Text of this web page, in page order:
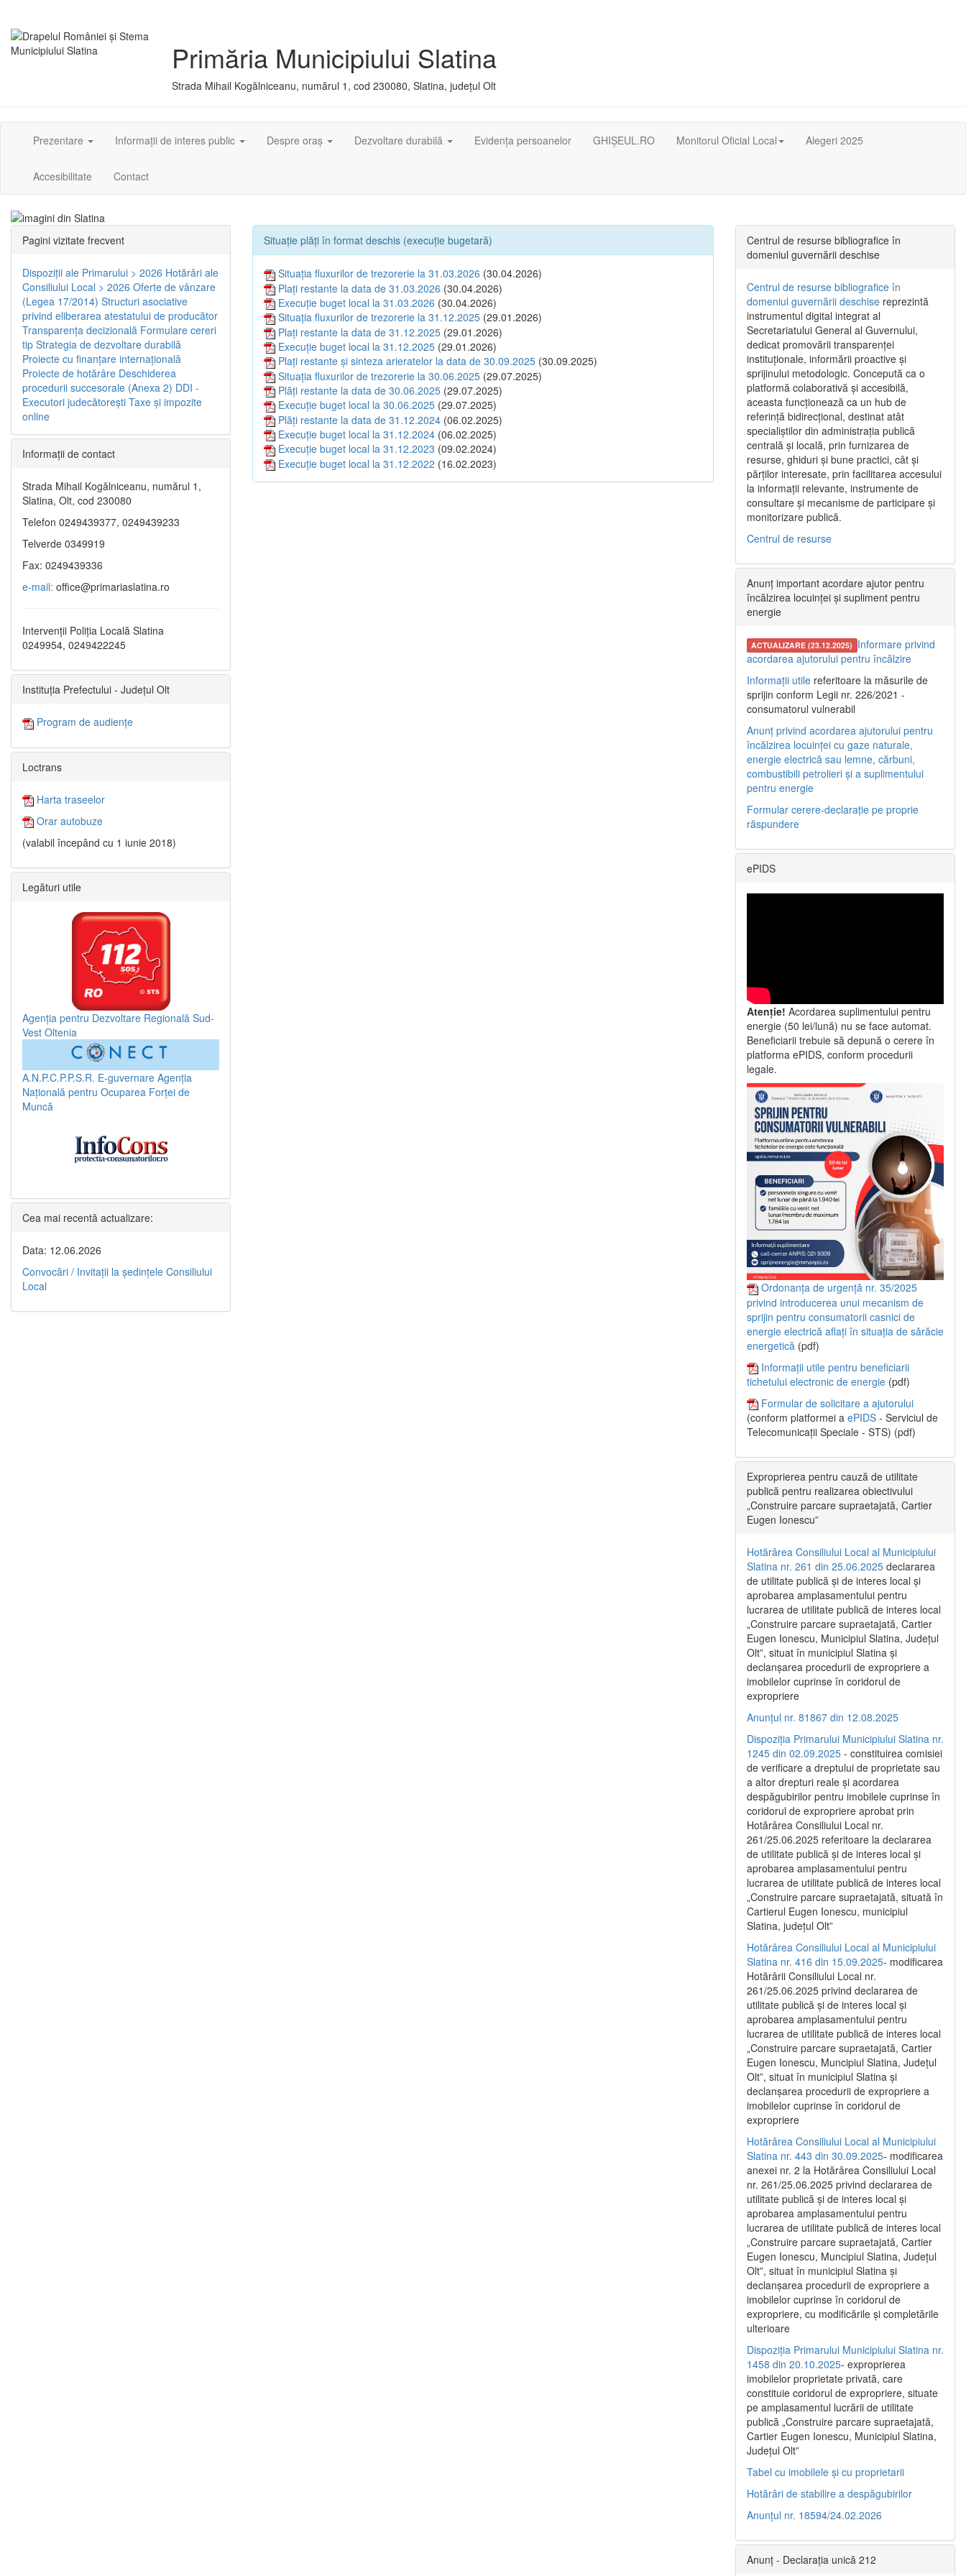
Primăria Municipiului Slatina
Strada Mihail Kogălniceanu, numărul 1, cod 230080, Slatina, județul Olt
Prezentare Informații de interes public Despre oraș Dezvoltare durabilă Evidența persoanelor GHIȘEUL.RO Monitorul Oficial Local Alegeri 2025
Accesibilitate Contact
Situație plăți în format deschis (execuție bugetară)
Situația fluxurilor de trezorerie la 31.03.2026 (30.04.2026)
Plați restante la data de 31.03.2026 (30.04.2026)
Execuție buget local la 31.03.2026 (30.04.2026)
Situația fluxurilor de trezorerie la 31.12.2025 (29.01.2026)
Plați restante la data de 31.12.2025 (29.01.2026)
Execuție buget local la 31.12.2025 (29.01.2026)
Plați restante și sinteza arieratelor la data de 30.09.2025 (30.09.2025)
Situația fluxurilor de trezorerie la 30.06.2025 (29.07.2025)
Plăți restante la data de 30.06.2025 (29.07.2025)
Execuție buget local la 30.06.2025 (29.07.2025)
Plăți restante la data de 31.12.2024 (06.02.2025)
Execuție buget local la 31.12.2024 (06.02.2025)
Execuție buget local la 31.12.2023 (09.02.2024)
Execuție buget local la 31.12.2022 (16.02.2023)
Pagini vizitate frecvent
Dispoziţii ale Primarului > 2026 Hotărâri ale
Consiliului Local > 2026 Oferte de vânzare
(Legea 17/2014) Structuri asociative
privind eliberarea atestatului de producător
Transparenţa decizională Formulare cereri
tip Strategia de dezvoltare durabilă
Proiecte cu finanţare internaţională
Proiecte de hotărâre Deschiderea
procedurii succesorale (Anexa 2) DDI -
Executori judecătorești Taxe şi impozite
online
Informaţii de contact
Strada Mihail Kogălniceanu, numărul 1,
Slatina, Olt, cod 230080
Telefon 0249439377, 0249439233
Telverde 0349919
Fax: 0249439336
e-mail: office@primariaslatina.ro
Intervenții Poliția Locală Slatina
0249954, 0249422245
Instituția Prefectului - Județul Olt
Program de audiențe
Loctrans
Harta traseelor
Orar autobuze
(valabil începând cu 1 iunie 2018)
Legături utile
Agenția pentru Dezvoltare Regională Sud-
Vest Oltenia
A.N.P.C.P.P.S.R. E-guvernare Agenția
Națională pentru Ocuparea Forței de
Muncă
Cea mai recentă actualizare:
Data: 12.06.2026
Convocări / Invitaţii la şedinţele Consiliului
Local
Centrul de resurse bibliografice în
domeniul guvernării deschise
Centrul de resurse bibliografice în
domeniul guvernării deschise reprezintă
instrumentul digital integrat al
Secretariatului General al Guvernului,
dedicat promovării transparenței
instituționale, informării proactive și
sprijinului metodologic. Concepută ca o
platformă colaborativă și accesibilă,
aceasta funcționează ca un hub de
referință bidirecțional, destinat atât
specialiștilor din administrația publică
centrală și locală, prin furnizarea de
resurse, ghiduri și bune practici, cât și
părților interesate, prin facilitarea accesului
la informații relevante, instrumente de
consultare și mecanisme de participare și
monitorizare publică.
Centrul de resurse
Anunț important acordare ajutor pentru
încălzirea locuinței și supliment pentru
energie
ACTUALIZARE (23.12.2025) Informare privind
acordarea ajutorului pentru încălzire
Informații utile referitoare la măsurile de
sprijin conform Legii nr. 226/2021 -
consumatorul vulnerabil
Anunț privind acordarea ajutorului pentru
încălzirea locuinței cu gaze naturale,
energie electrică sau lemne, cărbuni,
combustibili petrolieri și a suplimentului
pentru energie
Formular cerere-declarație pe proprie
răspundere
ePIDS
Atenție! Acordarea suplimentului pentru
energie (50 lei/lună) nu se face automat.
Beneficiarii trebuie să depună o cerere în
platforma ePIDS, conform procedurii
legale.
Ordonanța de urgență nr. 35/2025
privind introducerea unui mecanism de
sprijin pentru consumatorii casnici de
energie electrică aflați în situația de sărăcie
energetică (pdf)
Informații utile pentru beneficiarii
tichetului electronic de energie (pdf)
Formular de solicitare a ajutorului
(conform platformei a ePIDS - Serviciul de
Telecomunicații Speciale - STS) (pdf)
Exproprierea pentru cauză de utilitate
publică pentru realizarea obiectivului
„Construire parcare supraetajată, Cartier
Eugen Ionescu”
Hotărârea Consiliului Local al Municipiului
Slatina nr. 261 din 25.06.2025 declararea
de utilitate publică și de interes local și
aprobarea amplasamentului pentru
lucrarea de utilitate publică de interes local
„Construire parcare supraetajată, Cartier
Eugen Ionescu, Municipiul Slatina, Județul
Olt”, situat în municipiul Slatina și
declanșarea procedurii de expropriere a
imobilelor cuprinse în coridorul de
expropriere
Anunțul nr. 81867 din 12.08.2025
Dispoziția Primarului Municipiului Slatina nr.
1245 din 02.09.2025 - constituirea comisiei
de verificare a dreptului de proprietate sau
a altor drepturi reale și acordarea
despăgubirilor pentru imobilele cuprinse în
coridorul de expropriere aprobat prin
Hotărârea Consiliului Local nr.
261/25.06.2025 referitoare la declararea
de utilitate publică și de interes local și
aprobarea amplasamentului pentru
lucrarea de utilitate publică de interes local
„Construire parcare supraetajată, situată în
Cartierul Eugen Ionescu, municipiul
Slatina, județul Olt”
Hotărârea Consiliului Local al Municipiului
Slatina nr. 416 din 15.09.2025- modificarea
Hotărârii Consiliului Local nr.
261/25.06.2025 privind declararea de
utilitate publică și de interes local și
aprobarea amplasamentului pentru
lucrarea de utilitate publică de interes local
„Construire parcare supraetajată, Cartier
Eugen Ionescu, Muncipiul Slatina, Județul
Olt”, situat în municipiul Slatina și
declanșarea procedurii de expropriere a
imobilelor cuprinse în coridorul de
expropriere
Hotărârea Consiliului Local al Municipiului
Slatina nr. 443 din 30.09.2025- modificarea
anexei nr. 2 la Hotărârea Consiliului Local
nr. 261/25.06.2025 privind declararea de
utilitate publică şi de interes local şi
aprobarea amplasamentului pentru
lucrarea de utilitate publică de interes local
„Construire parcare supraetajată, Cartier
Eugen Ionescu, Muncipiul Slatina, Judeţul
Olt”, situat în municipiul Slatina şi
declanşarea procedurii de expropriere a
imobilelor cuprinse în coridorul de
expropriere, cu modificările şi completările
ulterioare
Dispoziția Primarului Municipiului Slatina nr.
1458 din 20.10.2025- exproprierea
imobilelor proprietate privată, care
constituie coridorul de expropriere, situate
pe amplasamentul lucrării de utilitate
publică „Construire parcare supraetajată,
Cartier Eugen Ionescu, Municipiul Slatina,
Județul Olt”
Tabel cu imobilele și cu proprietarii
Hotărâri de stabilire a despăgubirilor
Anunțul nr. 18594/24.02.2026
Anunț - Declarația unică 212